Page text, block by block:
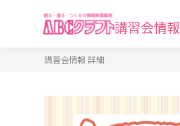
講習会情報
講習会情報 詳細